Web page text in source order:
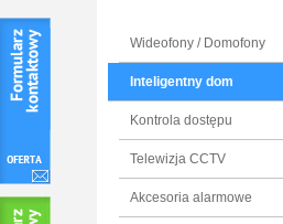
Wideofony / Domofony
Inteligentny dom
Kontrola dostępu
Telewizja CCTV
Akcesoria alarmowe